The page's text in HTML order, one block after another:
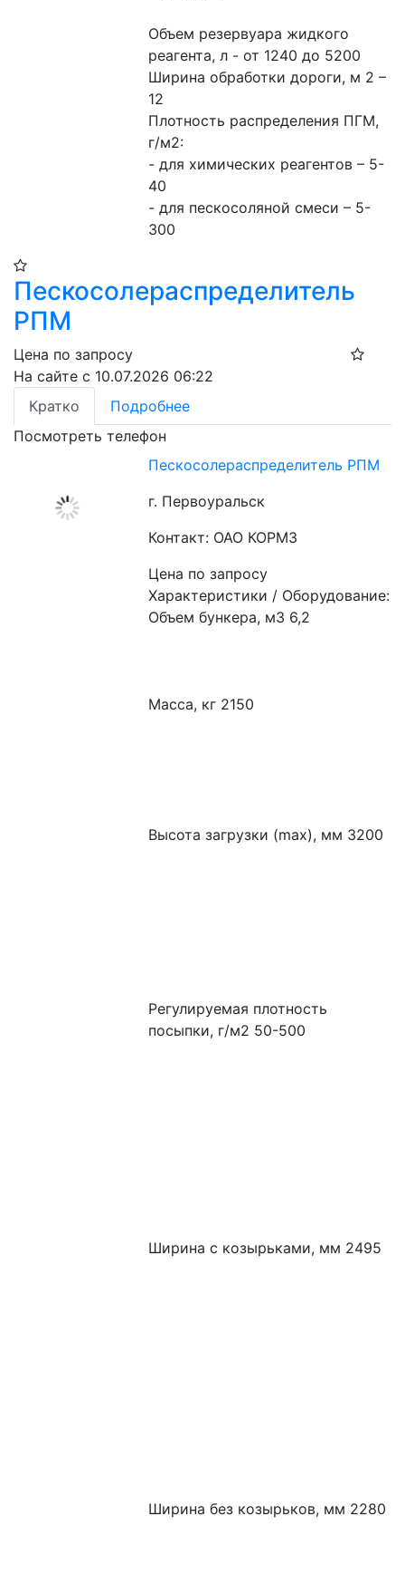
Объем резервуара жидкого
реагента, л - от 1240 до 5200
Ширина обработки дороги, м 2 –
12
Плотность распределения ПГМ,
г/м2:
- для химических реагентов – 5-
40
- для пескосоляной смеси – 5-
300
Пескосолераспределитель
РПМ
Цена по запросу
На сайте с 10.07.2026 06:22
Кратко
Подробнее
Посмотреть телефон
Пескосолераспределитель РПМ
г. Первоуральск
Контакт: ОАО КОРМЗ
Цена по запросу
Характеристики / Оборудование:
Объем бункера, м3 6,2
Масса, кг 2150
Высота загрузки (max), мм 3200
Регулируемая плотность
посыпки, г/м2 50-500
Ширина с козырьками, мм 2495
Ширина без козырьков, мм 2280